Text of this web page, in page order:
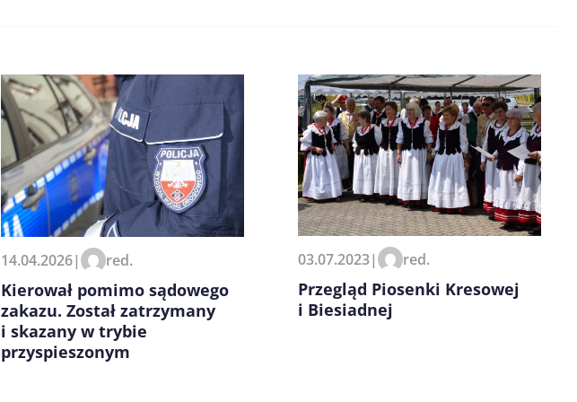
14.04.2026| red.
Kierował pomimo sądowego
zakazu. Został zatrzymany
i skazany w trybie
przyspieszonym
03.07.2023| red.
Przegląd Piosenki Kresowej
i Biesiadnej